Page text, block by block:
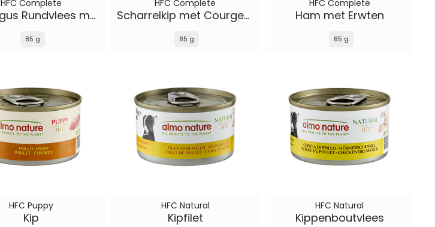
HFC Complete
Iers Angus Rundvlees met Groene Bonen
85 g
HFC Complete
Scharrelkip met Courgette
85 g
HFC Complete
Ham met Erwten
85 g
HFC Puppy
Kip
HFC Natural
Kipfilet
HFC Natural
Kippenboutvlees